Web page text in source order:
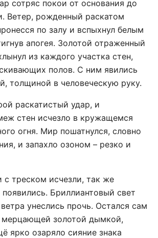
сотряс покои от основания до
Ветер, рожденный раскатом
по залу и вспыхнул белым
апогея. Золотой отраженный
из каждого участка стен,
полов. С ним явились
толщиной в человеческую руку.
раскатистый удар, и
стен исчезло в кружащемся
огня. Мир пошатнулся, словно
и запахло озоном – резко и
с треском исчезли, так же
появились. Бриллиантовый свет
унеслись прочь. Остался сам
мерцающей золотой дымкой,
ярко озаряло сияние знака